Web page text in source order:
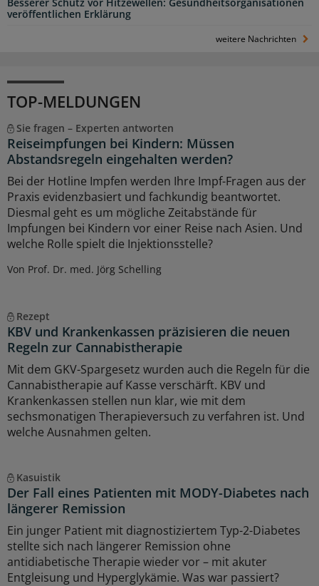
Besserer Schutz vor Hitzewellen: Gesundheitsorganisationen
veröffentlichen Erklärung
weitere Nachrichten
TOP-MELDUNGEN
Sie fragen – Experten antworten
Reiseimpfungen bei Kindern: Müssen
Abstandsregeln eingehalten werden?
Bei der Hotline Impfen werden Ihre Impf-Fragen aus der
Praxis evidenzbasiert und fachkundig beantwortet.
Diesmal geht es um mögliche Zeitabstände für
Impfungen bei Kindern vor einer Reise nach Asien. Und
welche Rolle spielt die Injektionsstelle?
Von Prof. Dr. med. Jörg Schelling
Rezept
KBV und Krankenkassen präzisieren die neuen
Regeln zur Cannabistherapie
Mit dem GKV-Spargesetz wurden auch die Regeln für die
Cannabistherapie auf Kasse verschärft. KBV und
Krankenkassen stellen nun klar, wie mit dem
sechsmonatigen Therapieversuch zu verfahren ist. Und
welche Ausnahmen gelten.
Kasuistik
Der Fall eines Patienten mit MODY-Diabetes nach
längerer Remission
Ein junger Patient mit diagnostiziertem Typ-2-Diabetes
stellte sich nach längerer Remission ohne
antidiabetische Therapie wieder vor – mit akuter
Entgleisung und Hyperglykämie. Was war passiert?